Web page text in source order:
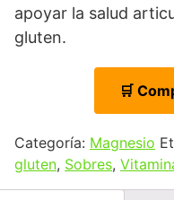
apoyar la salud
gluten.
🛒
Categoría: Magnesio
gluten, Sobres,